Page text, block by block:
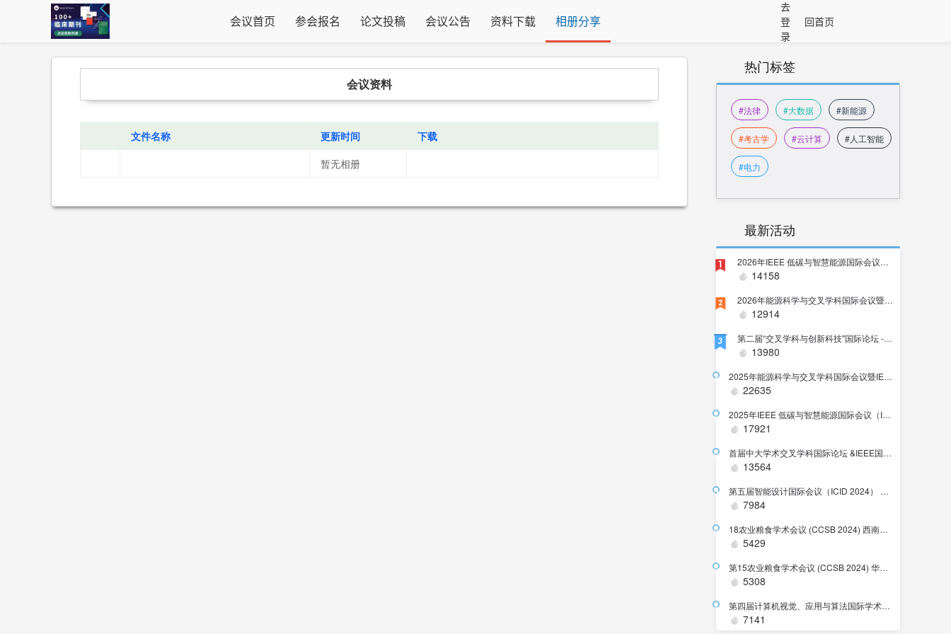
会议首页 参会报名 论文投稿 会议公告 资料下载 相册分享
去
登
录
回首页
会议资料
文件名称 更新时间
下载
暂无相册
热门标签
#法律 #大数据 #新能源
#考古学 #云计算 #人工智能
#电力
最新活动
1 2026年IEEE 低碳与智慧能源国际会议（ICLCSE 2026）
14158
2 2026年能源科学与交叉学科国际会议暨IEEE PES 中国卫星技术委员会SBLC年会
12914
3 第二届“交叉学科与创新科技"国际论坛 -中国.厦门-2025-12-21
13980
4 2025年能源科学与交叉学科国际会议暨IEEE PES 中国卫星技术委员会SBLC年会
22635
5 2025年IEEE 低碳与智慧能源国际会议（ICLCSE 2025）
17921
6 首届中大学术交叉学科国际论坛 &IEEE国际标准研讨会
13564
7 第五届智能设计国际会议（ICID 2024） 中国西安
7984
8 18农业粮食学术会议 (CCSB 2024) 西南农业大学
5429
9 第15农业粮食学术会议 (CCSB 2024) 华农大学举办
5308
10 第四届计算机视觉、应用与算法国际学术会议
7141